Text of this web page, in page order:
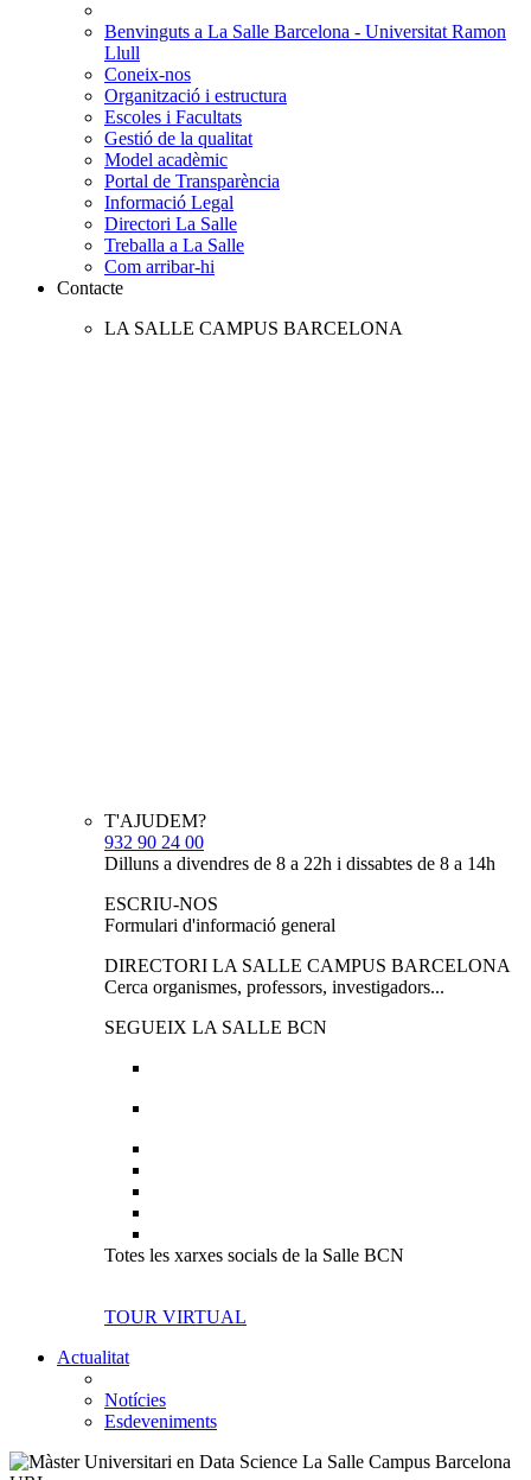
Benvinguts a La Salle Barcelona - Universitat Ramon
Llull
Coneix-nos
Organització i estructura
Escoles i Facultats
Gestió de la qualitat
Model acadèmic
Portal de Transparència
Informació Legal
Directori La Salle
Treballa a La Salle
Com arribar-hi
Contacte
LA SALLE CAMPUS BARCELONA
T'AJUDEM?
932 90 24 00
Dilluns a divendres de 8 a 22h i dissabtes de 8 a 14h
ESCRIU-NOS
Formulari d'informació general
DIRECTORI LA SALLE CAMPUS BARCELONA
Cerca organismes, professors, investigadors...
SEGUEIX LA SALLE BCN
Totes les xarxes socials de la Salle BCN
TOUR VIRTUAL
Actualitat
Notícies
Esdeveniments